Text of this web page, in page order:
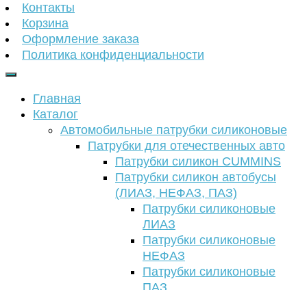
Контакты
Корзина
Оформление заказа
Политика конфиденциальности
Главная
Каталог
Автомобильные патрубки силиконовые
Патрубки для отечественных авто
Патрубки силикон CUMMINS
Патрубки силикон автобусы
(ЛИАЗ, НЕФАЗ, ПАЗ)
Патрубки силиконовые
ЛИАЗ
Патрубки силиконовые
НЕФАЗ
Патрубки силиконовые
ПАЗ